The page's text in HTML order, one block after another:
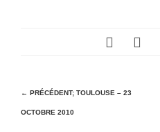
N
a
← PRÉCÉDENT; TOULOUSE – 23
OCTOBRE 2010